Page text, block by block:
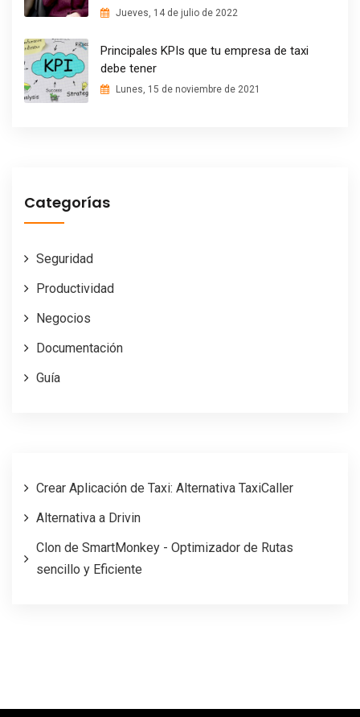
Jueves, 14 de julio de 2022
Principales KPIs que tu empresa de taxi
debe tener
Lunes, 15 de noviembre de 2021
Categorías
Seguridad
Productividad
Negocios
Documentación
Guía
Crear Aplicación de Taxi: Alternativa TaxiCaller
Alternativa a Drivin
Clon de SmartMonkey - Optimizador de Rutas
sencillo y Eficiente